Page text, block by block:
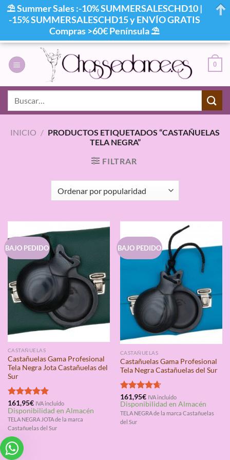
contenido
0
INICIO / PRODUCTOS ETIQUETADOS “CASTAÑUELAS
TELA NEGRA”
FILTRAR
BAJO PEDIDO
CASTAÑUELAS
Castañuelas Gama Profesional
Tela Negra Jota Castañuelas del
Sur
Valorado
con5.00
de 5
161,95€ IVA incluido
Disponibilidad en Almacén
TELA NEGRA JOTA de la marca
Castañuelas del Sur
BAJO PEDIDO
CASTAÑUELAS
Castañuelas Gama Profesional
Tela Negra Castañuelas del Sur
Valorado
con4.67
de 5
161,95€ IVA incluido
Disponibilidad en Almacén
TELA NEGRA de la marca Castañuelas
del Sur
⛱ Summer Sales :-10% SUMMERSALESCHD10 |
-15% SUMMERSALESCHD15 y ENVÍO GRATIS
Compras >60€ Península ⛱